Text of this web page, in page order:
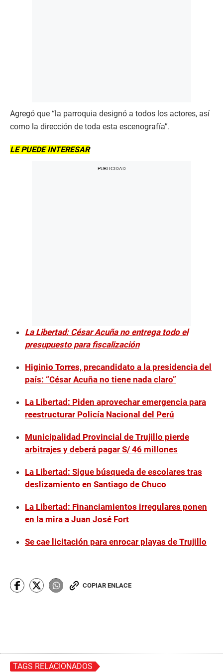
Agregó que “la parroquia designó a todos los actores, así
como la dirección de toda esta escenografía”.
LE PUEDE INTERESAR
La Libertad: César Acuña no entrega todo el
presupuesto para fiscalización
Higinio Torres, precandidato a la presidencia del
país: “César Acuña no tiene nada claro”
La Libertad: Piden aprovechar emergencia para
reestructurar Policía Nacional del Perú
Municipalidad Provincial de Trujillo pierde
arbitrajes y deberá pagar S/ 46 millones
La Libertad: Sigue búsqueda de escolares tras
deslizamiento en Santiago de Chuco
La Libertad: Financiamientos irregulares ponen
en la mira a Juan José Fort
Se cae licitación para enrocar playas de Trujillo
COPIAR ENLACE
TAGS RELACIONADOS